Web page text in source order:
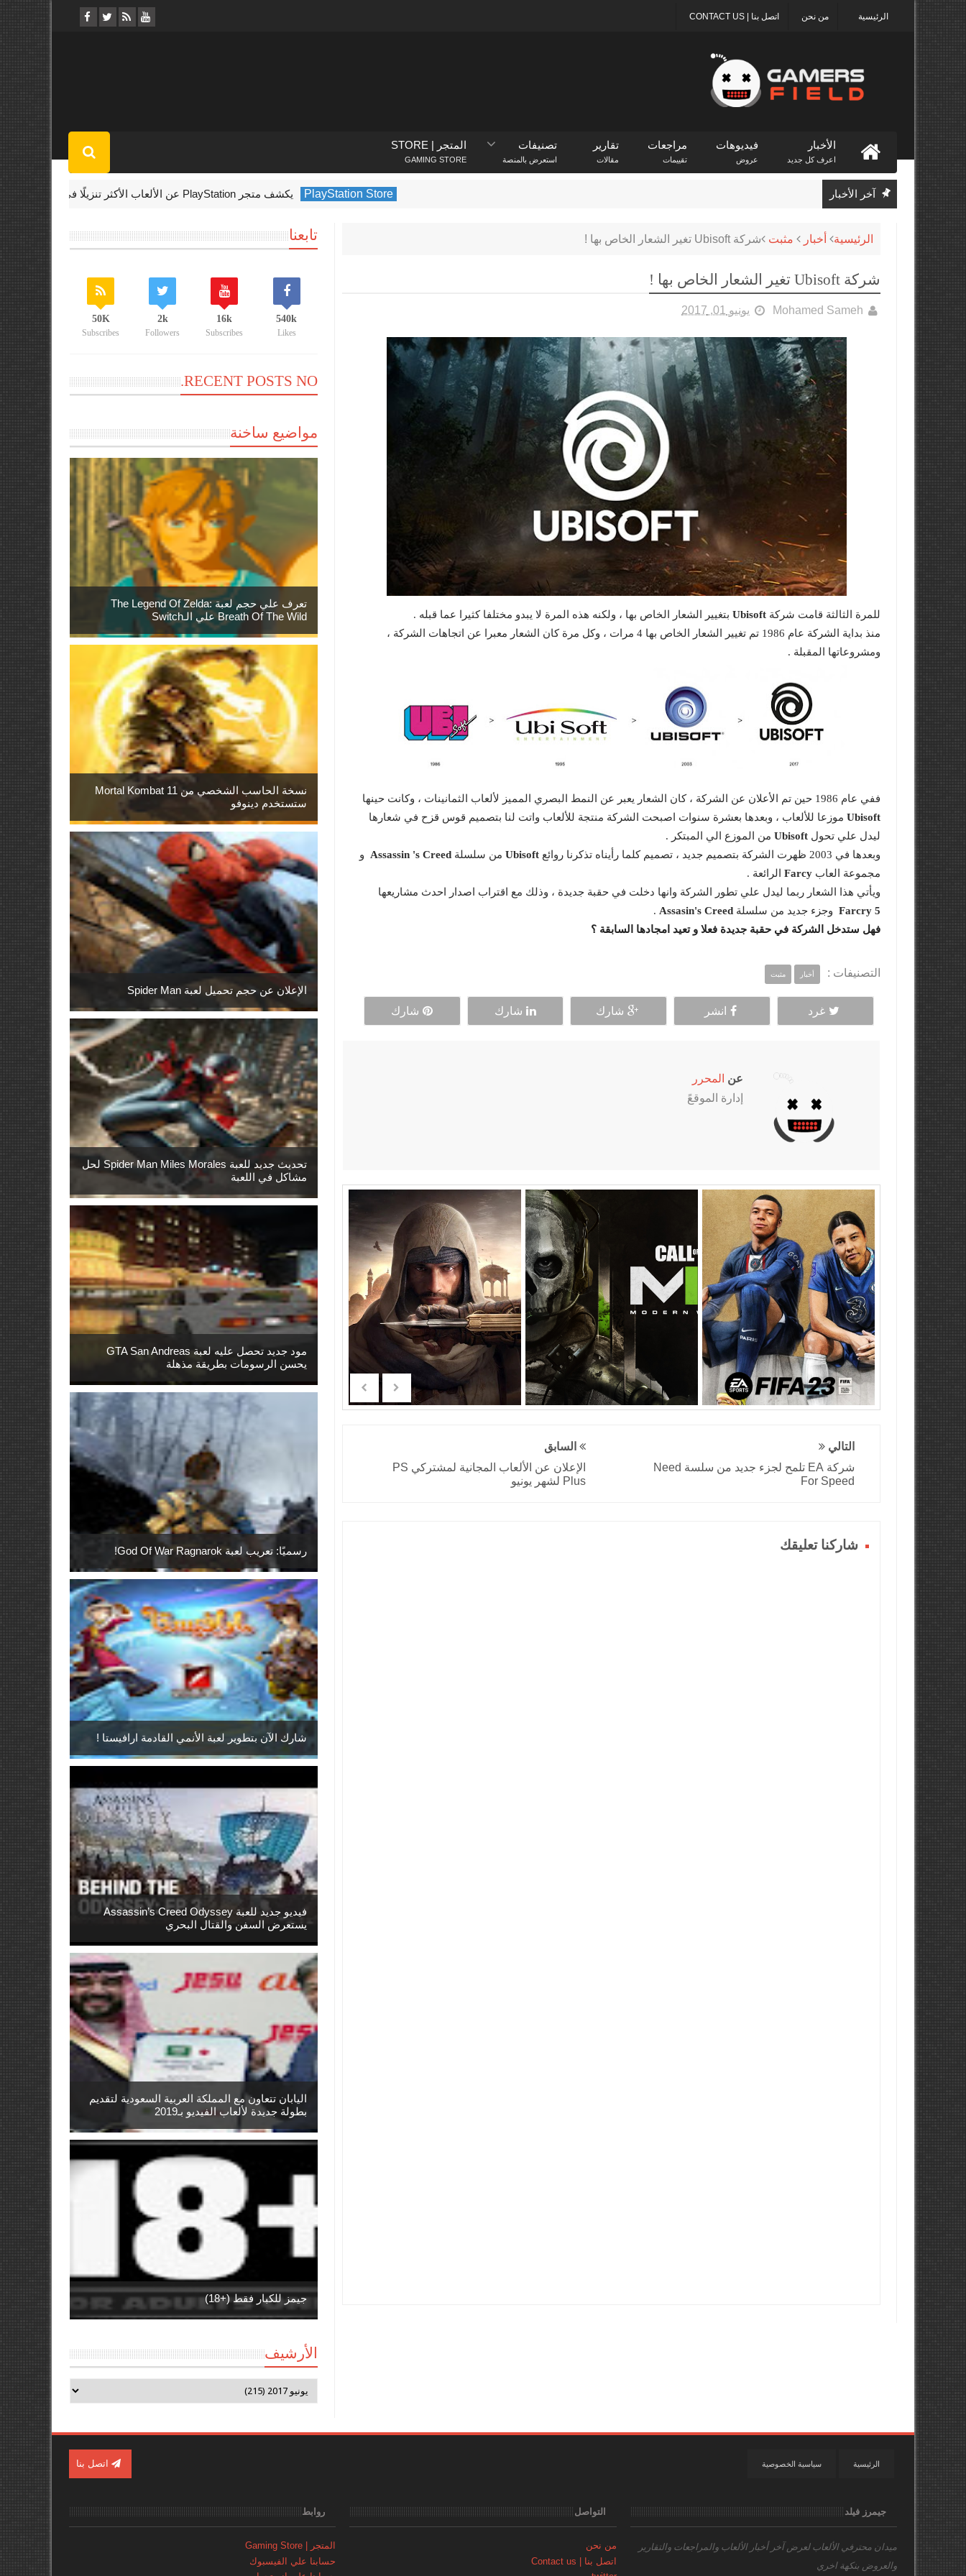
اتصل بنا | CONTACT US من نحن الرئيسية
الأخبار
اعرف كل جديد
فيديوهات
عروض
مراجعات
تقييمات
تقارير
مقالات
تصنيفات
استعرض بالمنصة
المتجر | STORE
GAMING STORE
آخر الأخبار يكشف متجر PlayStation عن الألعاب الأكثر تنزيلًا في فبراير 2022 Microsoft
الرئيسية أخبار مثبت شركة Ubisoft تغير الشعار الخاص بها !
شركة Ubisoft تغير الشعار الخاص بها !
Mohamed Sameh يونيو 01, 2017
للمرة الثالثة قامت شركة Ubisoftبتغيير الشعار الخاص بها ، ولكنه هذه المرة لا يبدو مختلفا كثيرا عما قبله .
منذ بداية الشركة عام 1986 تم تغيير الشعار الخاص بها 4 مرات ، وكل مرة كان الشعار معبرا عن اتجاهات الشركة ،
ومشروعاتها المقبلة .
ففي عام 1986 حين تم الأعلان عن الشركة ، كان الشعار يعبر عن النمط البصري المميز لألعاب الثمانينات ، وكانت حينها
Ubisoft موزعا للألعاب ، وبعدها بعشرة سنوات اصبحت الشركة منتجة للألعاب واتت لنا بتصميم قوس قزح في شعارها
ليدل علي تحول Ubisoftمن الموزع الي المبتكر .
وبعدها في 2003 ظهرت الشركة بتصميم جديد ، تصميم كلما رأيناه تذكرنا روائع
Ubisoftمن سلسلة Assassin 's Creed و
مجموعة العاب Farcyالرائعة .
ويأتي هذا الشعار ربما ليدل علي تطور الشركة وانها دخلت في حقبة جديدة ، وذلك مع اقتراب اصدار احدث مشاريعها
Farcry 5وجزء جديد من سلسلة .
فهل ستدخل الشركة في حقبة جديدة فعلا و تعيد امجادها السابقة ؟
التصنيفات : أخبار مثبت
غرد انشر شارك شارك شارك
عن المحرر
إدارة الموقعً
التالي
شركة EA تلمح لجزء جديد من سلسة Need
For Speed
السابق
الإعلان عن الألعاب المجانية لمشتركي PS
Plus لشهر يونيو
شاركنا تعليقك
تابعنا
540k
Likes
16k
Subscribes
2k
Followers
50K
Subscribes
RECENT POSTS NO.
مواضيع ساخنة
تعرف علي حجم لعبة The Legend Of Zelda:
Breath Of The Wild علي الـSwitch
نسخة الحاسب الشخصي من Mortal Kombat 11
ستستخدم دينوفو
الإعلان عن حجم تحميل لعبة Spider Man
تحديث جديد للعبة Spider Man Miles Morales لحل
مشاكل في اللعبة
مود جديد تحصل عليه لعبة GTA San Andreas
يحسن الرسومات بطريقة مذهلة
رسميًا: تعريب لعبة God Of War Ragnarok!
شارك الآن بتطوير لعبة الأنمي القادمة ارافيستا !
فيديو جديد للعبة Assassin’s Creed Odyssey
يستعرض السفن والقتال البحري
اليابان تتعاون مع المملكة العربية السعودية لتقديم
بطولة جديدة لألعاب الفيديو بـ2019
جيمز للكبار فقط (+18)
الأرشيف
سياسية الخصوصية الرئيسية اتصل بنا
جيمرز فيلد
ميدان محترفي الألعابلعرض آخر أخبار الألعاب والمراجعات والتقارير
والعروض بنكهة اخري
التواصل
من نحن
اتصل بنا | Contact us
روابط
المتجر | Gaming Store
حسابنا علي الفيسبوك